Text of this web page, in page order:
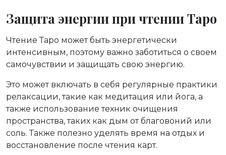
Защита энергии при чтении Таро
Чтение Таро может быть энергетически
интенсивным, поэтому важно заботиться о своем
самочувствии и защищать свою энергию.
Это может включать в себя регулярные практики
релаксации, такие как медитация или йога, а
также использование техник очищения
пространства, таких как дым от благовоний или
соль. Также полезно уделять время на отдых и
восстановление после чтения карт.